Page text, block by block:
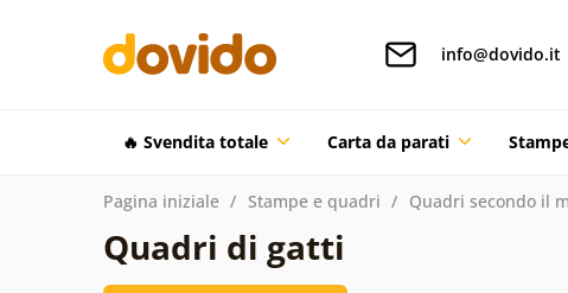
info@dovido.it
🔥 Svendita totale Carta da parati
Pagina iniziale Stampe e quadri Quadri secondo il
Quadri di gatti